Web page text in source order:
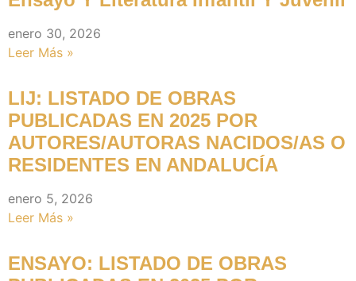
enero 30, 2026
Leer Más »
LIJ: LISTADO DE OBRAS
PUBLICADAS EN 2025 POR
AUTORES/AUTORAS NACIDOS/AS O
RESIDENTES EN ANDALUCÍA
enero 5, 2026
Leer Más »
ENSAYO: LISTADO DE OBRAS